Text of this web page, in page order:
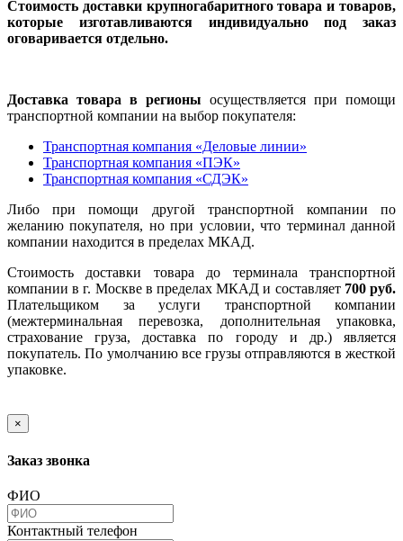
Стоимость доставки крупногабаритного товара и товаров,
которые изготавливаются индивидуально под заказ
оговаривается отдельно.
Доставка товара в регионы осуществляется при помощи
транспортной компании на выбор покупателя:
Транспортная компания «Деловые линии»
Транспортная компания «ПЭК»
Транспортная компания «СДЭК»
Либо при помощи другой транспортной компании по
желанию покупателя, но при условии, что терминал данной
компании находится в пределах МКАД.
Стоимость доставки товара до терминала транспортной
компании в г. Москве в пределах МКАД и составляет 700 руб.
Плательщиком за услуги транспортной компании
(межтерминальная перевозка, дополнительная упаковка,
страхование груза, доставка по городу и др.) является
покупатель. По умолчанию все грузы отправляются в жесткой
упаковке.
×
Заказ звонка
ФИО
Контактный телефон